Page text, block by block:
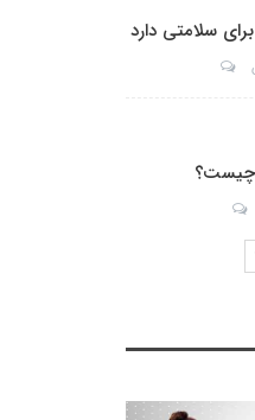
سلامتی دارد
چیست؟